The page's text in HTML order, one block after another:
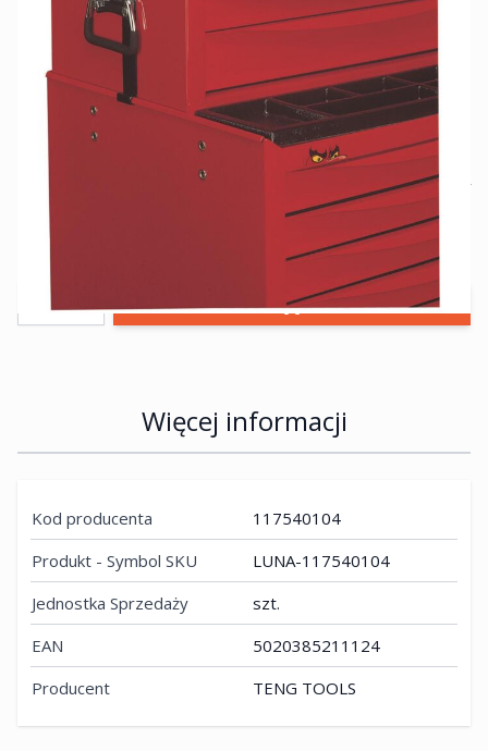
SKU produktu LUNA-117540104
37,38 zł
netto:
30,39 zł
Przewidywany czas dostawy 5-10 dni roboczych
Więcej informacji
Kod producenta
117540104
Produkt - Symbol SKU
LUNA-117540104
Jednostka Sprzedaży
szt.
EAN
5020385211124
Producent
TENG TOOLS